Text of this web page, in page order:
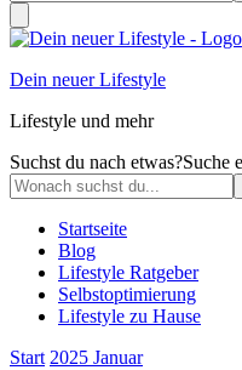
Dein neuer Lifestyle
Lifestyle und mehr
Suchst du nach etwas?Suche
Startseite
Blog
Lifestyle Ratgeber
Selbstoptimierung
Lifestyle zu Hause
Start 2025 Januar